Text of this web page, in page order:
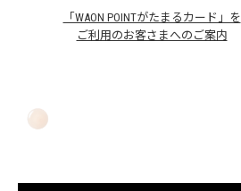
「WAON POINTがたまるカード」を
ご利用のお客さまへのご案内